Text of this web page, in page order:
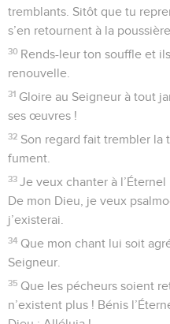
de tous ses miracles !
3 Soyez fiers de lui, de son
ceux qui recherchent Dieu
4 Cherchez l’Éternel !
vivre constamment en sa
5 Souvenez-vous des
ses prodiges Et les
6 Vous, les descendants
de Jacob, vous qu’il a choisis
7 Notre Dieu, c’est l’Éternel,
entier.
8 Il se souvient à jamais de
engagée pour mille
9 Du traité qu’il a conclu
Isaac.